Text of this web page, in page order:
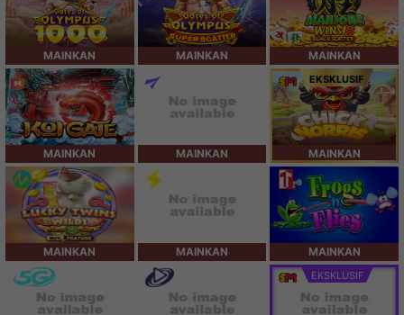
MAINKAN MAINKAN MAINKAN
MAINKAN MAINKAN
EKSKLUSIF
MAINKAN
MAINKAN MAINKAN MAINKAN
EKSKLUSIF